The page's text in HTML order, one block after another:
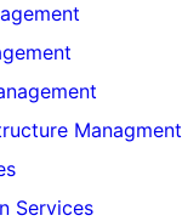
Managment
Services